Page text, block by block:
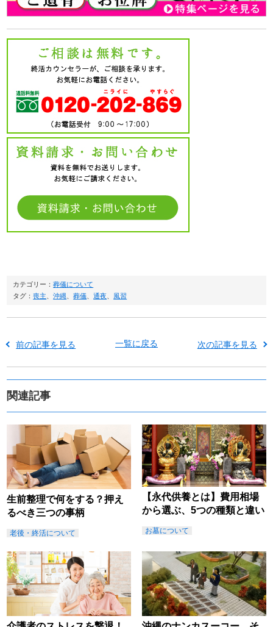
カテゴリー：葬儀について
タグ：喪主 、沖縄 、葬儀 、通夜 風習
前の記事を見る 一覧に戻る 次の記事を見る
関連記事
生前整理で何をする？押え
るべき三つの事柄
老後・終活について
【永代供養とは】費用相場
から選ぶ、5つの種類と違い
お墓について